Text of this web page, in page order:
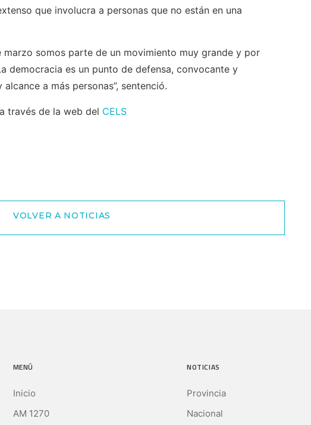
que involucra a personas que no están en una
marzo somos parte de un movimiento muy grande y por
democracia es un punto de defensa, convocante y
a más personas”, sentenció.
través de la web del CELS
VOLVER A NOTICIAS
MENÚ
Inicio
AM 1270
NOTICIAS
Provincia
Nacional